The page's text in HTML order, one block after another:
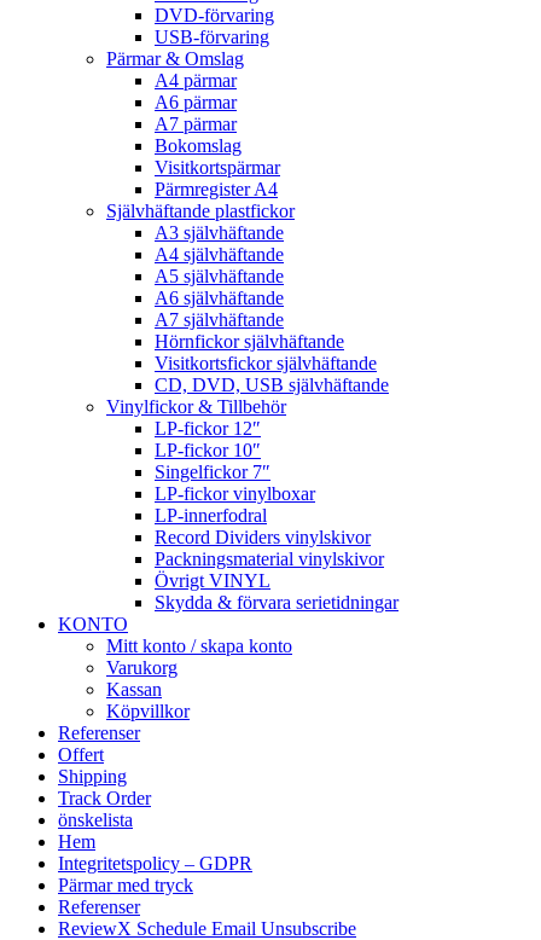
DVD-förvaring
USB-förvaring
Pärmar & Omslag
A4 pärmar
A6 pärmar
A7 pärmar
Bokomslag
Visitkortspärmar
Pärmregister A4
Självhäftande plastfickor
A3 självhäftande
A4 självhäftande
A5 självhäftande
A6 självhäftande
A7 självhäftande
Hörnfickor självhäftande
Visitkortsfickor självhäftande
CD, DVD, USB självhäftande
Vinylfickor & Tillbehör
LP-fickor 12″
LP-fickor 10″
Singelfickor 7″
LP-fickor vinylboxar
LP-innerfodral
Record Dividers vinylskivor
Packningsmaterial vinylskivor
Övrigt VINYL
Skydda & förvara serietidningar
KONTO
Mitt konto / skapa konto
Varukorg
Kassan
Köpvillkor
Referenser
Offert
Shipping
Track Order
önskelista
Hem
Integritetspolicy – GDPR
Pärmar med tryck
Referenser
ReviewX Schedule Email Unsubscribe